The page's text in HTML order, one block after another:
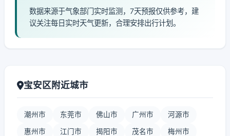
数据来源于气象部门实时监测，7天预报仅供参考，建
议关注每日实时天气更新，合理安排出行计划。
宝安区附近城市
潮州市 东莞市 佛山市 广州市 河源市
惠州市 江门市 揭阳市 茂名市 梅州市